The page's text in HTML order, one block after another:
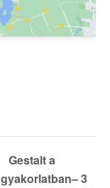
Gestalt a
gyakorlatban– 3